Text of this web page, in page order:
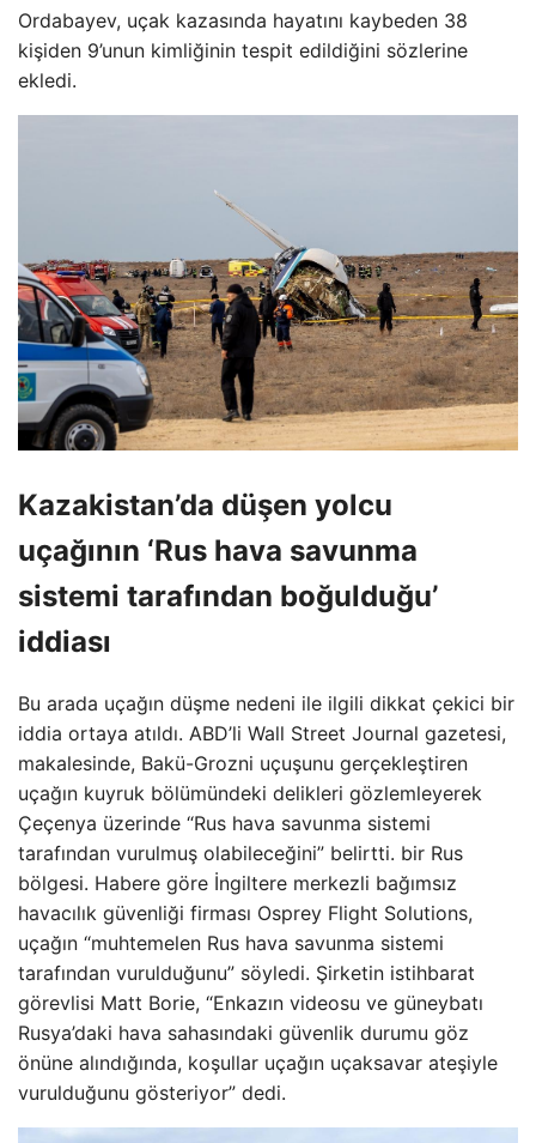
Ordabayev, uçak kazasında hayatını kaybeden 38
kişiden 9’unun kimliğinin tespit edildiğini sözlerine
ekledi.
Kazakistan’da düşen yolcu
uçağının ‘Rus hava savunma
sistemi tarafından boğulduğu’
iddiası
Bu arada uçağın düşme nedeni ile ilgili dikkat çekici bir
iddia ortaya atıldı. ABD’li Wall Street Journal gazetesi,
makalesinde, Bakü-Grozni uçuşunu gerçekleştiren
uçağın kuyruk bölümündeki delikleri gözlemleyerek
Çeçenya üzerinde “Rus hava savunma sistemi
tarafından vurulmuş olabileceğini” belirtti. bir Rus
bölgesi. Habere göre İngiltere merkezli bağımsız
havacılık güvenliği firması Osprey Flight Solutions,
uçağın “muhtemelen Rus hava savunma sistemi
tarafından vurulduğunu” söyledi. Şirketin istihbarat
görevlisi Matt Borie, “Enkazın videosu ve güneybatı
Rusya’daki hava sahasındaki güvenlik durumu göz
önüne alındığında, koşullar uçağın uçaksavar ateşiyle
vurulduğunu gösteriyor” dedi.